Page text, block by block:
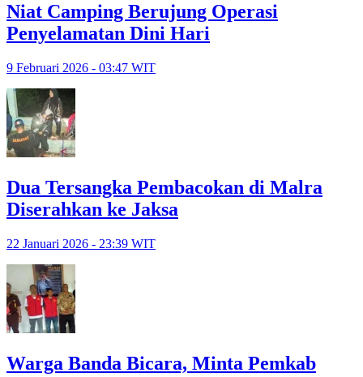
Niat Camping Berujung Operasi
Penyelamatan Dini Hari
9 Februari 2026 - 03:47 WIT
Dua Tersangka Pembacokan di Malra
Diserahkan ke Jaksa
22 Januari 2026 - 23:39 WIT
Warga Banda Bicara, Minta Pemkab